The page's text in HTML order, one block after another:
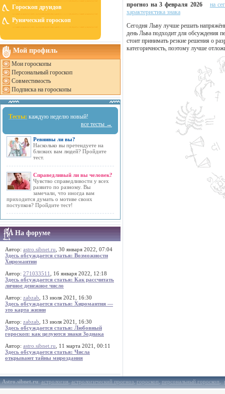
Гороскоп друидов
Рунический гороскоп
Мой профиль
Мои гороскопы
Персональный гороскоп
Совместимость
Подписка на гороскопы
Тесты: каждую неделю новый!
все тесты →
Ревнивы ли вы?
Насколько вы претендуете на
близких вам людей? Пройдите
тест.
Справедливый ли вы человек?
Чувство справедливости у всех
развито по разному. Вы
замечали, что иногда вам
приходится думать о мотиве своих
поступков? Пройдите тест!
На форуме
Автор: astro.sibnet.ru , 30 января 2022, 07:04
Здесь обсуждается статья: Возможности
Хиромантии
Автор: 271033511
, 16 января 2022, 12:18
Здесь обсуждается статья: Как рассчитать
личное денежное число
Автор: zabzab , 13 июля 2021, 16:30
Здесь обсуждается статья: Хиромантия —
это карта жизни
Автор: zabzab , 13 июля 2021, 16:30
Здесь обсуждается статья: Любовный
гороскоп: как целуются знаки Зодиака
Автор: astro.sibnet.ru , 11 марта 2021, 00:11
Здесь обсуждается статья: Числа
открывают тайны мироздания
прогноз на 3 февраля 2026
на
характеристика знака
Сегодня Льву лучше решать
день Льва подходит для обсуждения
стоит принимать резкие решения о
категоричность, поэтому лучше
Astro.sibnet.ru:астрология,астрологический прогноз,гороскоп,персональный гороскоп,